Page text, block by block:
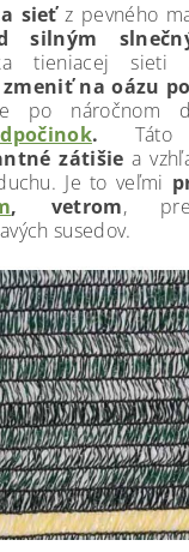
sieťz pevného
silným
tieniacej
na oázu
po náročnom
. Táto
zátišie a
Je to veľmi
, vetrom,
susedov.